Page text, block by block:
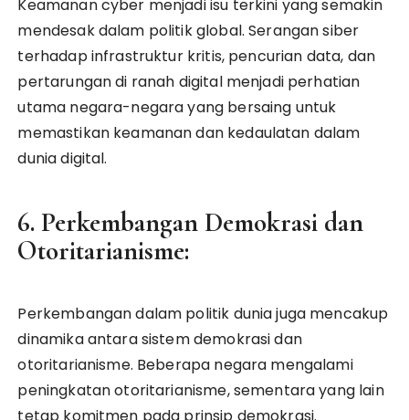
Keamanan cyber menjadi isu terkini yang semakin
mendesak dalam politik global. Serangan siber
terhadap infrastruktur kritis, pencurian data, dan
pertarungan di ranah digital menjadi perhatian
utama negara-negara yang bersaing untuk
memastikan keamanan dan kedaulatan dalam
dunia digital.
6. Perkembangan Demokrasi dan
Otoritarianisme:
Perkembangan dalam politik dunia juga mencakup
dinamika antara sistem demokrasi dan
otoritarianisme. Beberapa negara mengalami
peningkatan otoritarianisme, sementara yang lain